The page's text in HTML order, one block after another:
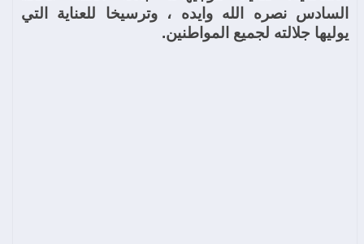
السادس نصره الله وايده ، وترسيخا للعناية التي
يوليها جلالته لجميع المواطنين.